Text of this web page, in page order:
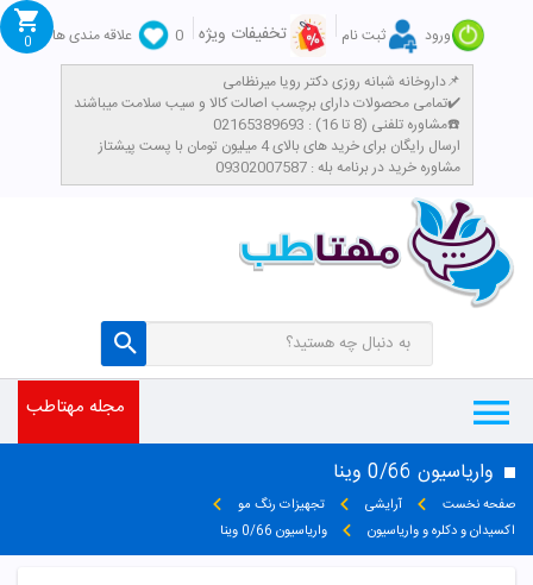
ورود ثبت نام تخفیفات ویژه 0
علاقه مندی ها
داروخانه شبانه روزی دکتر رویا میرنظامی📌
تمامی محصولات دارای برچسب اصالت کالا و سیب سلامت میباشند✔️
مشاوره تلفنی (8 تا 16) : 02165389693☎️
​ارسال رایگان برای خرید های بالای 4 میلیون تومان با پست پیشتاز
مشاوره خرید در برنامه بله : 09302007587
0
مجله مهتاطب
واریاسیون 0/66 وینا
صفحه نخست آرایشی
تجهیزات رنگ مو
اکسیدان و دکلره و واریاسیون
واریاسیون 0/66 وینا